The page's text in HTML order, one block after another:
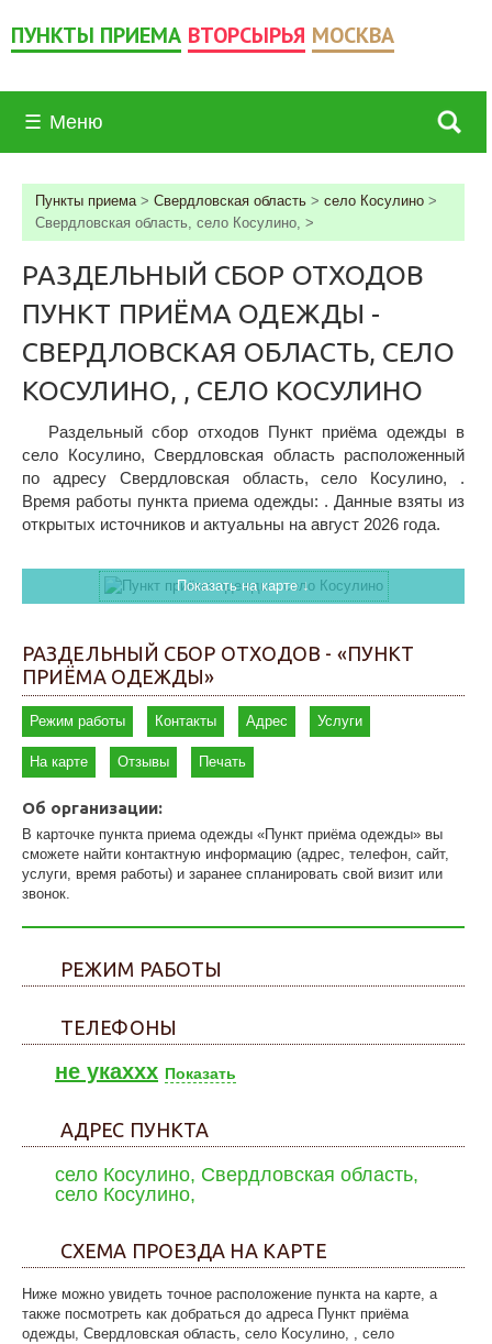
ПУНКТЫ ПРИЕМА ВТОРСЫРЬЯ МОСКВА
☰ Меню
Пункты приема> Свердловская область > село Косулино >
Свердловская область, село Косулино, >
РАЗДЕЛЬНЫЙ СБОР ОТХОДОВ
ПУНКТ ПРИЁМА ОДЕЖДЫ -
СВЕРДЛОВСКАЯ ОБЛАСТЬ, СЕЛО
КОСУЛИНО, , СЕЛО КОСУЛИНО
Раздельный сбор отходов Пункт приёма одежды в
село Косулино, Свердловская область расположенный
по адресу Свердловская область, село Косулино, .
Время работы пункта приема одежды: . Данные взяты из
открытых источников и актуальны на август 2026 года.
Показать на карте ↓
РАЗДЕЛЬНЫЙ СБОР ОТХОДОВ - «ПУНКТ
ПРИЁМА ОДЕЖДЫ»
Режим работы Контакты Адрес Услуги
На карте Отзывы Печать
Об организации:
В карточке пункта приема одежды «Пункт приёма одежды» вы
сможете найти контактную информацию (адрес, телефон, сайт,
услуги, время работы) и заранее спланировать свой визит или
звонок.
РЕЖИМ РАБОТЫ
ТЕЛЕФОНЫ
не укаxxx Показать
АДРЕС ПУНКТА
село Косулино, Свердловская область,
село Косулино,
СХЕМА ПРОЕЗДА НА КАРТЕ
Ниже можно увидеть точное расположение пункта на карте, а
также посмотреть как добраться до адреса Пункт приёма
одежды, Свердловская область, село Косулино, , село